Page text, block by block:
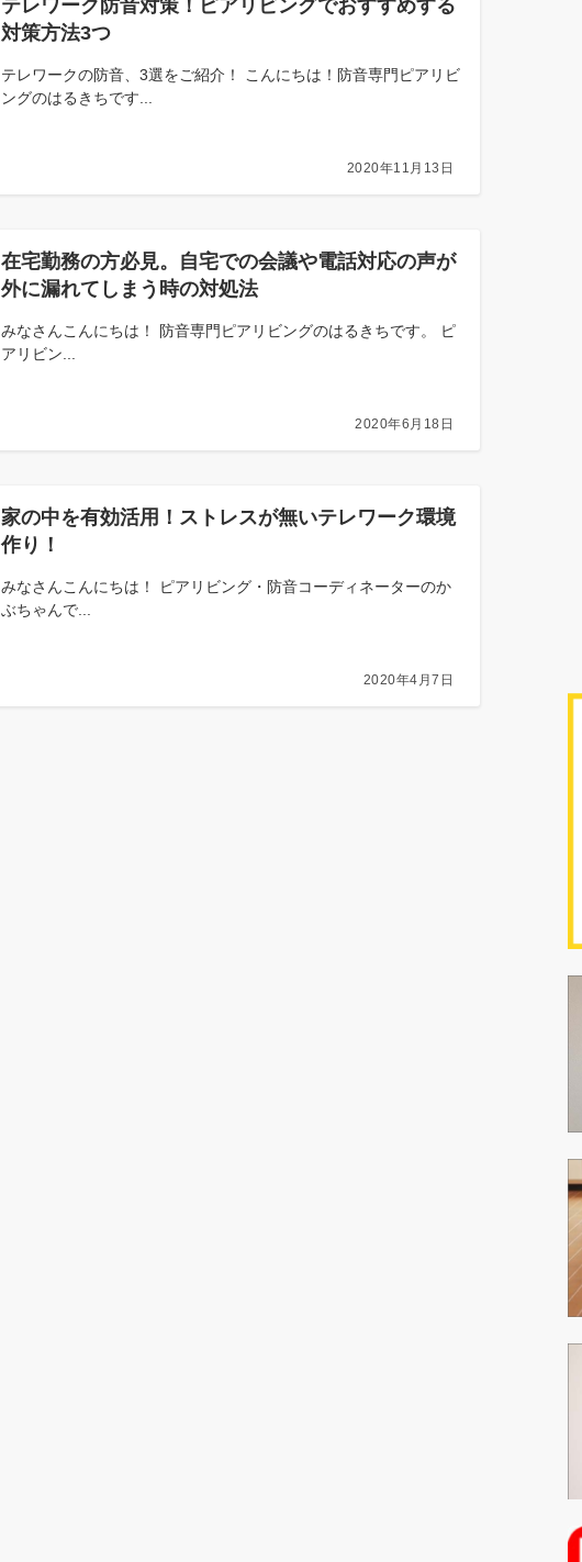
テレワーク防音対策！ピアリビングでおすすめする
対策方法3つ
テレワークの防音、3選をご紹介！ こんにちは！防音専門ピアリビ
ングのはるきちです...
2020年11月13日
在宅勤務の方必見。自宅での会議や電話対応の声が
外に漏れてしまう時の対処法
みなさんこんにちは！ 防音専門ピアリビングのはるきちです。 ピ
アリビン...
2020年6月18日
家の中を有効活用！ストレスが無いテレワーク環境
作り！
みなさんこんにちは！ ピアリビング・防音コーディネーターのか
ぶちゃんで...
2020年4月7日